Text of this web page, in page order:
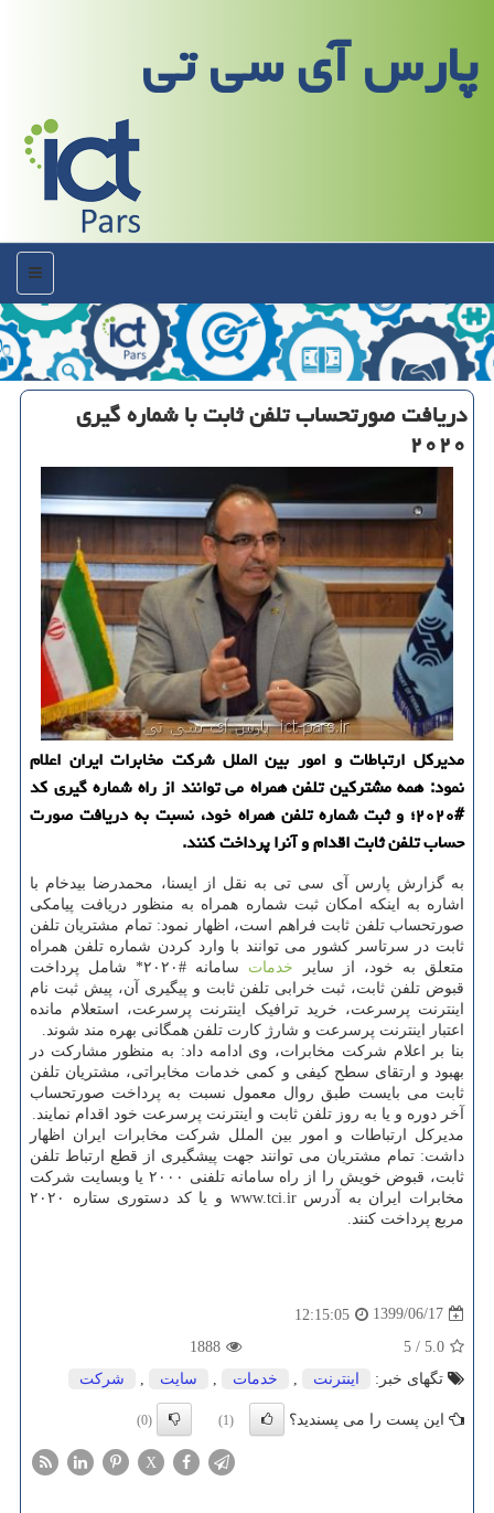
پارس آی سی تی
منو
دریافت صورتحساب تلفن ثابت با شماره گیری
۲۰۲۰
مدیركل ارتباطات و امور بین الملل شركت مخابرات ایران اعلام
نمود: همه مشتركین تلفن همراه می توانند از راه شماره گیری كد
#۲۰۲۰؛ و ثبت شماره تلفن همراه خود، نسبت به دریافت صورت
حساب تلفن ثابت اقدام و آنرا پرداخت كنند.
به گزارش پارس آی سی تی به نقل از ایسنا، محمدرضا بیدخام با
اشاره به اینکه امکان ثبت شماره همراه به منظور دریافت پیامکی
صورتحساب تلفن ثابت فراهم است، اظهار نمود: تمام مشتریان تلفن
ثابت در سرتاسر کشور می توانند با وارد کردن شماره تلفن همراه
متعلق به خود، از سایر خدمات
سامانه #۲۰۲۰* شامل پرداخت
قبوض تلفن ثابت، ثبت خرابی تلفن ثابت و پیگیری آن، پیش ثبت نام
اینترنت پرسرعت، خرید ترافیک اینترنت پرسرعت، استعلام مانده
اعتبار اینترنت پرسرعت و شارژ کارت تلفن همگانی بهره مند شوند.
بنا بر اعلام شرکت مخابرات، وی ادامه داد: به منظور مشارکت در
بهبود و ارتقای سطح کیفی و کمی خدمات مخابراتی، مشتریان تلفن
ثابت می بایست طبق روال معمول نسبت به پرداخت صورتحساب
آخر دوره و یا به روز تلفن ثابت و اینترنت پرسرعت خود اقدام نمایند.
مدیرکل ارتباطات و امور بین الملل شرکت مخابرات ایران اظهار
داشت: تمام مشتریان می توانند جهت پیشگیری از قطع ارتباط تلفن
ثابت، قبوض خویش را از راه سامانه تلفنی ۲۰۰۰ یا وبسایت شرکت
مخابرات ایران به آدرس www.tci.ir و یا کد دستوری ستاره ۲۰۲۰
مربع پرداخت کنند.
1399/06/17
12:15:05
5.0
/
5
1888
تگهای خبر:
اینترنت , خدمات , سایت , شركت
این پست را می پسندید؟ (1)
(0)
X